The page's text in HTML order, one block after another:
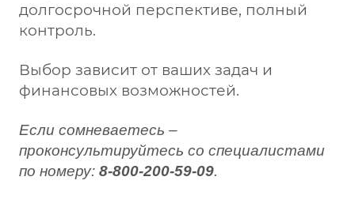
долгосрочной перспективе, полный
контроль.
Выбор зависит от ваших задач и
финансовых возможностей.
Если сомневаетесь –
проконсультируйтесь со специалистами
по номеру: 8-800-200-59-09.